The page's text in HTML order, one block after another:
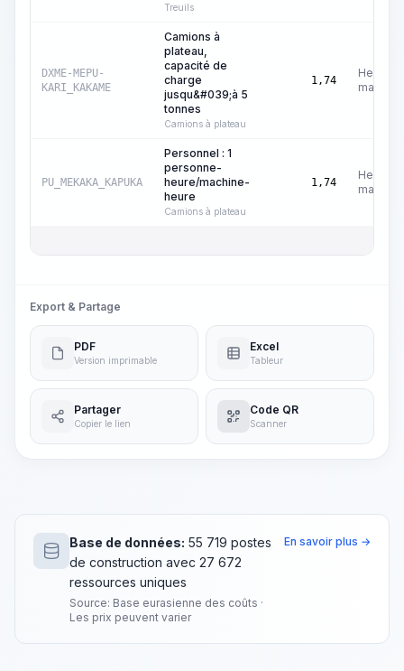
Treuils
DXME-MEPU-
KARI_KAKAME
Camions à
plateau,
capacité de
charge
jusqu&#039;à 5
tonnes
Camions à plateau
1,74
Heures
machine
PU_MEKAKA_KAPUKA
Personnel : 1
personne-
heure/machine-
heure
Camions à plateau
1,74
Heures
machine
Export & Partage
PDF
Version imprimable
Excel
Tableur
Partager
Copier le lien
Code QR
Scanner
Base de données: 55 719 postes
de construction avec 27 672
ressources uniques
Source: Base eurasienne des coûts ·
Les prix peuvent varier
En savoir plus →